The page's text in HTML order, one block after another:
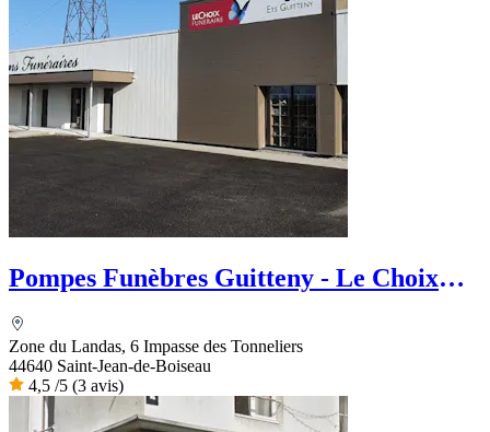
Pompes Funèbres Guitteny - Le Choix
Zone du Landas, 6 Impasse des Tonneliers
44640 Saint-Jean-de-Boiseau
4,5 /5 (3 avis)